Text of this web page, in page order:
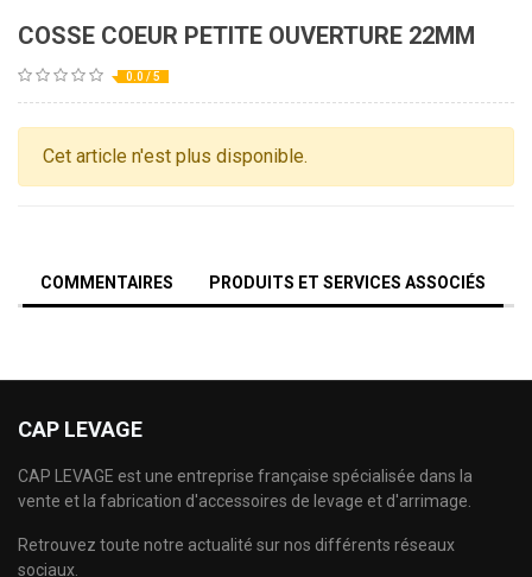
COSSE COEUR PETITE OUVERTURE 22MM
0.0 / 5
Cet article n'est plus disponible.
COMMENTAIRES PRODUITS ET SERVICES ASSOCIÉS
CAP LEVAGE
CAP LEVAGE est une entreprise française spécialisée dans la
vente et la fabrication d'accessoires de levage et d'arrimage.
Retrouvez toute notre actualité sur nos différents réseaux
sociaux.